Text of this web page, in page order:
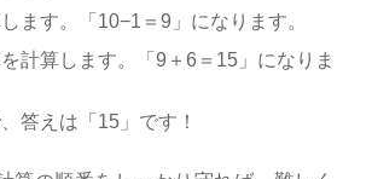
ます。「10−1＝9」になります。
計算します。「9＋6＝15」になりま
答えは「15」です！